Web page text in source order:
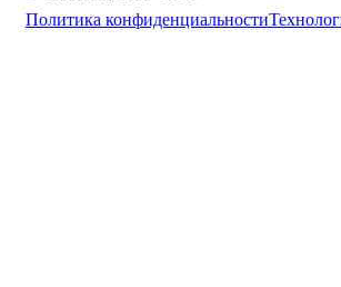
Политика конфиденциальности